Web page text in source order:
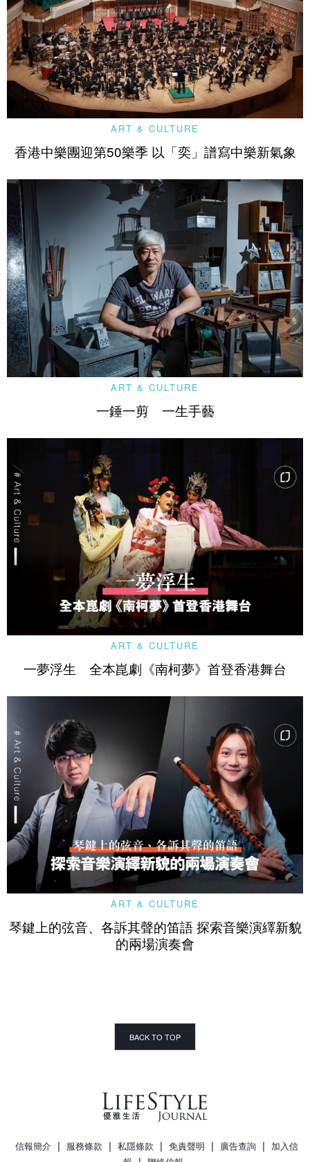
ART & CULTURE
香港中樂團迎第50樂季 以「奕」譜寫中樂新氣象
ART & CULTURE
一錘一剪 一生手藝
ART & CULTURE
一夢浮生 全本崑劇《南柯夢》首登香港舞台
ART & CULTURE
琴鍵上的弦音、各訴其聲的笛語 探索音樂演繹新貌
的兩場演奏會
BACK TO TOP
信報簡介 | 服務條款 | 私隱條款 | 免責聲明 | 廣告查詢 | 加入信